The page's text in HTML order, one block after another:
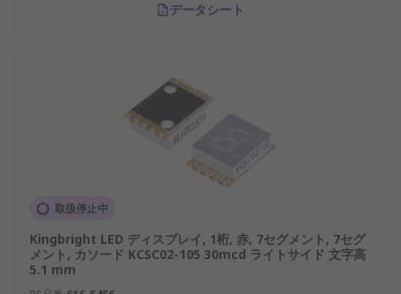
データシート
取扱停止中
Kingbright LED ディスプレイ, 1桁, 赤, 7セグメント, 7セグ
メント, カソード KCSC02-105 30mcd ライトサイド 文字高
5.1 mm